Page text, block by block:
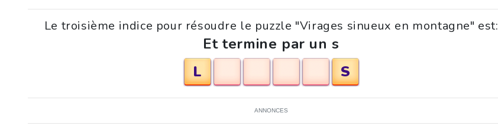
Le troisième indice pour résoudre le puzzle "Virages sinueux en montagne" est:
Et termine par un s
L
S
ANNONCES